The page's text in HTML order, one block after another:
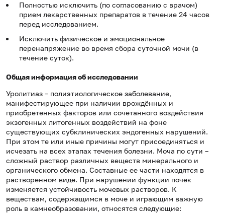
Полностью исключить (по согласованию с врачом)
прием лекарственных препаратов в течение 24 часов
перед исследованием.
Исключить физическое и эмоциональное
перенапряжение во время сбора суточной мочи (в
течение суток).
Общая информация об исследовании
Уролитиаз – полиэтиологическое заболевание,
манифестирующее при наличии врождённых и
приобретенных факторов или сочетанного воздействия
экзогенных литогенных воздействий на фоне
существующих субклинических эндогенных нарушений.
При этом те или иные причины могут присоединяться и
исчезать на всех этапах течения болезни. Моча по сути –
сложный раствор различных веществ минерального и
органического обмена. Составные ее части находятся в
растворенном виде. При нарушении функции почек
изменяется устойчивость мочевых растворов. К
веществам, содержащимся в моче и играющим важную
роль в камнеобразовании, относятся следующие: